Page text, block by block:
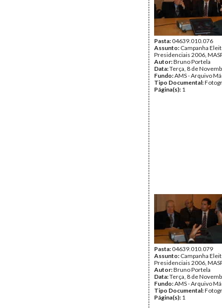
Pasta:04639.010.076
Assunto: Campanha
Presidenciais 2006,
Autor:Bruno Portela
Data:Terça, 8 de
Fundo:AMS - Arquivo
Tipo Documental:
Página(s): 1
Pasta:04639.010.079
Assunto: Campanha
Presidenciais 2006,
Autor:Bruno Portela
Data:Terça, 8 de
Fundo:AMS - Arquivo
Tipo Documental:
Página(s): 1